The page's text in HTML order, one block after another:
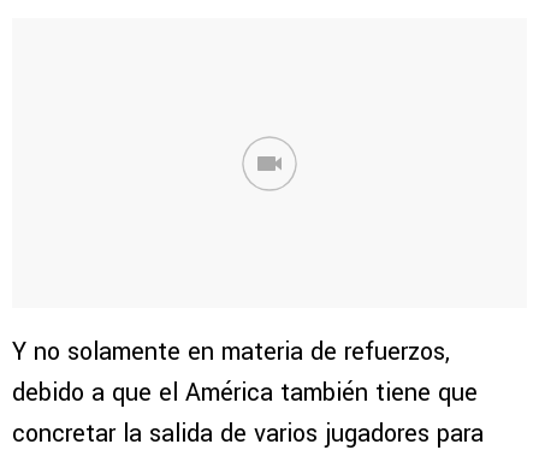
Y no solamente en materia de refuerzos,
debido a que el América también tiene que
concretar la salida de varios jugadores para